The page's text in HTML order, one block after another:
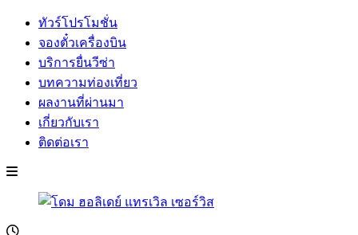
ทัวร์โปรโมชั่น
จองตั๋วเครื่องบิน
บริการยื่นวีซ่า
บทความท่องเที่ยว
ผลงานที่ผ่านมา
เกี่ยวกับเรา
ติดต่อเรา